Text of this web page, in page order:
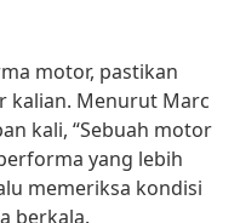
motor, pastikan
kalian. Menurut Marc
kali, “Sebuah motor
yang lebih
memeriksa kondisi
berkala.